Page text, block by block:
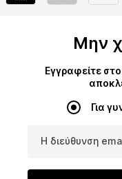
Μην
Εγγραφείτε
Για
Η διεύθυνση